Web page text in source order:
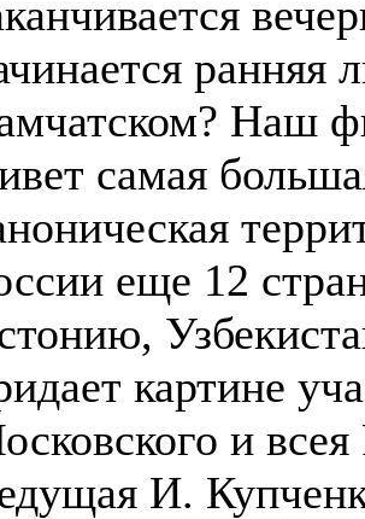
ранняя
Наш
самая
еще 12
картине
и
И.